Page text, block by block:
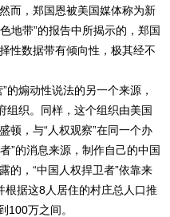
而，郑国恩被美国媒体称为新
地带”的报告中所揭示的，郑国
性数据带有倾向性，极其经不
的煽动性说法的另一个来源，
组织。同样，这个组织由美国
顿，与“人权观察”在同一个办
”的消息来源，制作自己的中国
的，“中国人权捍卫者”依靠来
根据这8人居住的村庄总人口推
100万之间。